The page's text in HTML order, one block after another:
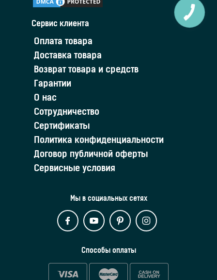
Сервис клиента
Оплата товара
Доставка товара
Возврат товара и средств
Гарантии
О нас
Сотрудничество
Сертификаты
Политика конфиденциальности
Договор публичной оферты
Сервисные условия
Мы в социальных сетях
Способы оплаты